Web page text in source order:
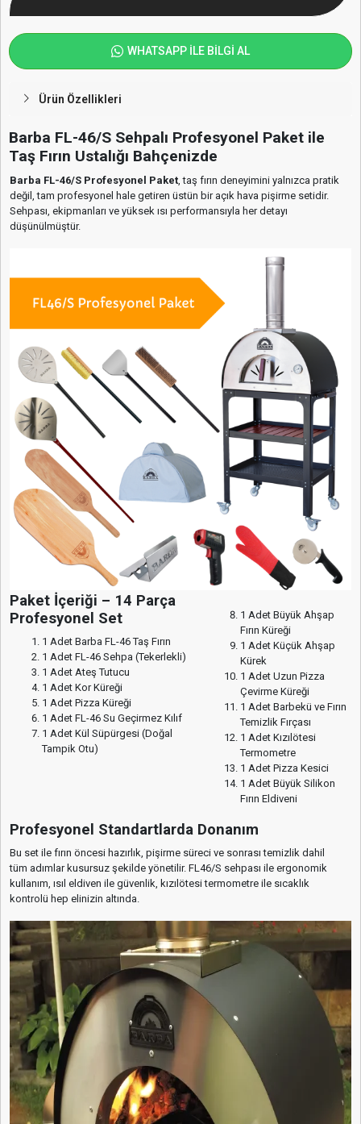
WHATSAPP İLE BİLGİ AL
Ürün Özellikleri
Barba FL-46/S Sehpalı Profesyonel Paket ile
Taş Fırın Ustalığı Bahçenizde
Barba FL-46/S Profesyonel Paket , taş fırın deneyimini yalnızca pratik
değil, tam profesyonel hale getiren üstün bir açık hava pişirme setidir.
Sehpası, ekipmanları ve yüksek ısı performansıyla her detayı
düşünülmüştür.
Paket İçeriği – 14 Parça
Profesyonel Set
1 Adet Barba FL-46 Taş Fırın
1 Adet FL-46 Sehpa (Tekerlekli)
1 Adet Ateş Tutucu
1 Adet Kor Küreği
1 Adet Pizza Küreği
1 Adet FL-46 Su Geçirmez Kılıf
1 Adet Kül Süpürgesi (Doğal
Tampik Otu)
1 Adet Büyük Ahşap
Fırın Küreği
1 Adet Küçük Ahşap
Kürek
1 Adet Uzun Pizza
Çevirme Küreği
1 Adet Barbekü ve Fırın
Temizlik Fırçası
1 Adet Kızılötesi
Termometre
1 Adet Pizza Kesici
1 Adet Büyük Silikon
Fırın Eldiveni
Profesyonel Standartlarda Donanım
Bu set ile fırın öncesi hazırlık, pişirme süreci ve sonrası temizlik dahil
tüm adımlar kusursuz şekilde yönetilir. FL46/S sehpası ile ergonomik
kullanım, ısıl eldiven ile güvenlik, kızılötesi termometre ile sıcaklık
kontrolü hep elinizin altında.